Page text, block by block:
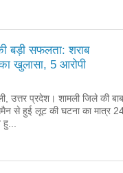
बड़ी सफलता: शराब
खुलासा, 5 आरोपी
उत्तर प्रदेश। शामली जिले की
से हुई लूट की घटना का मात्र
हु...